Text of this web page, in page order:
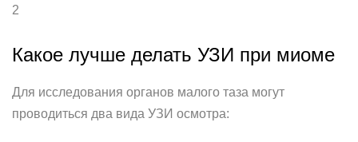
2
Какое лучше делать УЗИ при миоме
Для исследования органов малого таза могут
проводиться два вида УЗИ осмотра: